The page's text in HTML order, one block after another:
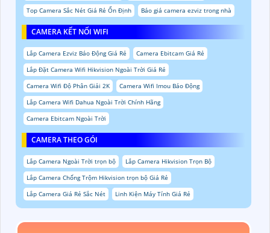
Top Camera Sắc Nét Giá Rẻ Ổn Định
Báo giá camera ezviz trong nhà
CAMERA KẾT NỐI WIFI
Lắp Camera Ezviz Báo Động Giá Rẻ
Camera Ebitcam Giá Rẻ
Lắp Đặt Camera Wifi Hikvision Ngoài Trời Giá Rẻ
Camera Wifi Độ Phân Giải 2K
Camera Wifi Imou Báo Động
Lắp Camera Wifi Dahua Ngoài Trời Chính Hãng
Camera Ebitcam Ngoài Trời
CAMERA THEO GÓI
Lắp Camera Ngoài Trời trọn bộ
Lắp Camera Hikvision Trọn Bộ
Lắp Camera Chống Trộm Hikvision trọn bộ Giá Rẻ
Lắp Camera Giá Rẻ Sắc Nét
Linh Kiện Máy Tính Giá Rẻ